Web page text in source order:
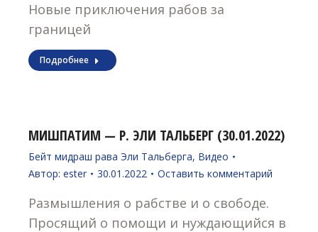
Новые приключения рабов за
границей
Подробнее
МИШПАТИМ — Р. ЭЛИ ТАЛЬБЕРГ (30.01.2022)
Бейт мидраш рава Эли Тальберга, Видео
Автор: ester 30.01.2022 Оставить комментарий
Размышления о рабстве и о свободе.
Просящий о помощи и нуждающийся в